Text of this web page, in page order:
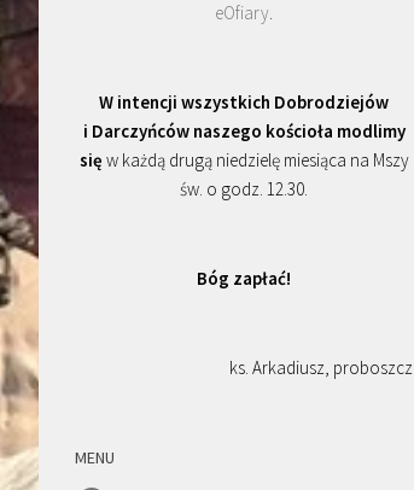
eOfiary.
W intencji wszystkich Dobrodziejów
i Darczyńców naszego kościoła modlimy
się w każdą drugą niedzielę miesiąca na Mszy
św. o godz. 12.30.
Bóg zapłać!
ks. Arkadiusz, proboszcz
MENU